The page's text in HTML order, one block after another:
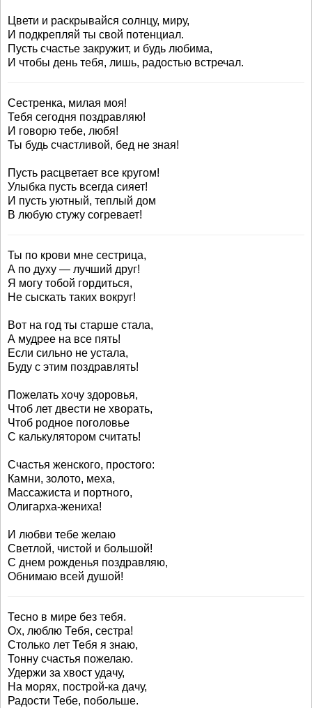
Цвети и раскрывайся солнцу, миру,
И подкрепляй ты свой потенциал.
Пусть счастье закружит, и будь любима,
И чтобы день тебя, лишь, радостью встречал.
Сестренка, милая моя!
Тебя сегодня поздравляю!
И говорю тебе, любя!
Ты будь счастливой, бед не зная!
Пусть расцветает все кругом!
Улыбка пусть всегда сияет!
И пусть уютный, теплый дом
В любую стужу согревает!
Ты по крови мне сестрица,
А по духу — лучший друг!
Я могу тобой гордиться,
Не сыскать таких вокруг!
Вот на год ты старше стала,
А мудрее на все пять!
Если сильно не устала,
Буду с этим поздравлять!
Пожелать хочу здоровья,
Чтоб лет двести не хворать,
Чтоб родное поголовье
С калькулятором считать!
Счастья женского, простого:
Камни, золото, меха,
Массажиста и портного,
Олигарха-жениха!
И любви тебе желаю
Светлой, чистой и большой!
С днем рожденья поздравляю,
Обнимаю всей душой!
Тесно в мире без тебя.
Ох, люблю Тебя, сестра!
Столько лет Тебя я знаю,
Тонну счастья пожелаю.
Удержи за хвост удачу,
На морях, построй-ка дачу,
Радости Тебе, побольше.